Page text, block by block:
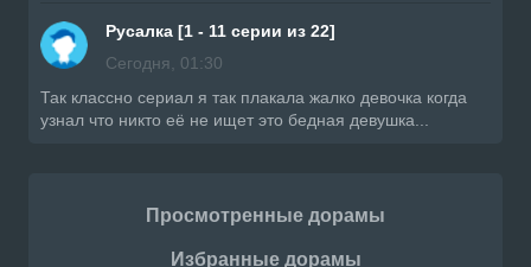
Русалка [1 - 11 серии из 22]
Сегодня, 01:30
Так классно сериал я так плакала жалко девочка когда
узнал что никто её не ищет это бедная девушка...
Просмотренные дорамы
Избранные дорамы